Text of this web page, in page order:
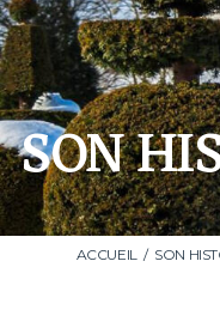
SON
ACCUEIL SON